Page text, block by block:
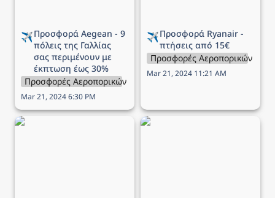
✈️Προσφορά Aegean - 9
πόλεις της Γαλλίας
σας περιμένουν με
έκπτωση έως 30%
Προσφορές Αεροπορικών Εταιρειών
Mar 21, 2024 6:30 PM
✈️Προσφορά Ryanair -
πτήσεις από 15€
Προσφορές Αεροπορικών
Mar 21, 2024 11:21 AM
Προσφορά Aegean - 12
Προσφορά Aegean -